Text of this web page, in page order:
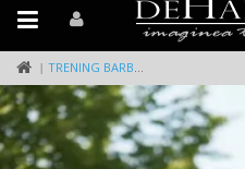
TRENING BARBATI SLIM FIT NEGRU, PANTALONI + HANORAC, VATUIT RM59 I16-3.1.2